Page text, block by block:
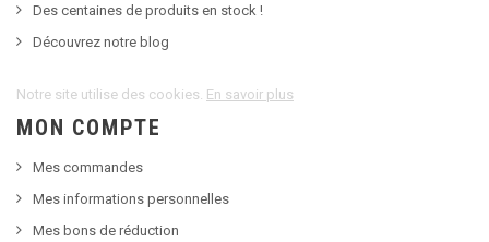
Des centaines de produits en stock !
Découvrez notre blog
Notre site utilise des cookies. En savoir plus
MON COMPTE
Mes commandes
Mes informations personnelles
Mes bons de réduction